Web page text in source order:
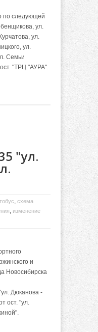
по следующей
ул.
ул.
ул.
Семьи
"ТРЦ "АУРА".
"ул.
, схема
, изменение
и
Новосибирска
Дюканова -
ост. "ул.